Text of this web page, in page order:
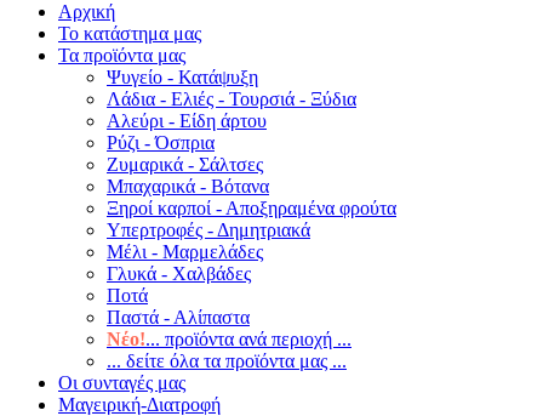
Αρχική
Το κατάστημα μας
Τα προϊόντα μας
Ψυγείο - Κατάψυξη
Λάδια - Ελιές - Τουρσιά - Ξύδια
Αλεύρι - Είδη άρτου
Ρύζι - Όσπρια
Ζυμαρικά - Σάλτσες
Μπαχαρικά - Βότανα
Ξηροί καρποί - Αποξηραμένα φρούτα
Υπερτροφές - Δημητριακά
Μέλι - Μαρμελάδες
Γλυκά - Χαλβάδες
Ποτά
Παστά - Αλίπαστα
Νέο!... προϊόντα ανά περιοχή ...
... δείτε όλα τα προϊόντα μας ...
Οι συνταγές μας
Μαγειρική-Διατροφή